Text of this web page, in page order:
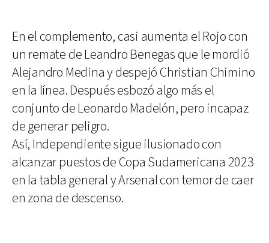
En el complemento, casi aumenta el Rojo con
un remate de Leandro Benegas que le mordió
Alejandro Medina y despejó Christian Chimino
en la línea. Después esbozó algo más el
conjunto de Leonardo Madelón, pero incapaz
de generar peligro.
Así, Independiente sigue ilusionado con
alcanzar puestos de Copa Sudamericana 2023
en la tabla general y Arsenal con temor de caer
en zona de descenso.